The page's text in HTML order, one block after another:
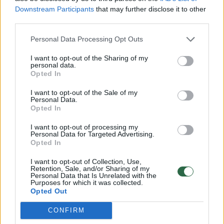
Downstream Participants that may further disclose it to other
Personal Data Processing Opt Outs
I want to opt-out of the Sharing of my
personal data.
Opted In
I want to opt-out of the Sale of my
Personal Data.
Opted In
I want to opt-out of processing my
Personal Data for Targeted Advertising.
Opted In
I want to opt-out of Collection, Use,
Retention, Sale, and/or Sharing of my
Personal Data that Is Unrelated with the
Purposes for which it was collected.
Opted Out
CONFIRM
Prie Seimo – raginimas
valdžią atsigręžti į LGBT
bendruomenę: „Atleisk,
mama, esu nusikaltėlis 66
šalyse“(11)
20
britas
traumą
→
Jeigu atsiras pakankamai balsų, Civilinės
sąjungos įstatymas gali būti priimtas
L. Šedvydžio teigimu, jeigu Seime atsirastų